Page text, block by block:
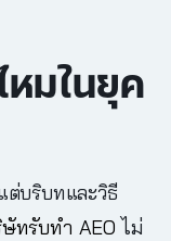
มในยุค
ต่บริบทและวิธี
ทรับทำ AEO ไม่